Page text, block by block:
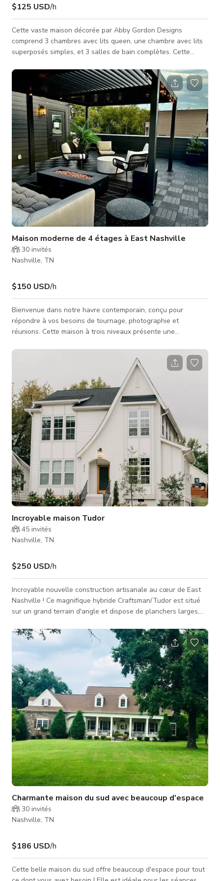
$125 USD/h
Cette vaste maison décorée par Abby Gordon Designs
comprend 3 chambres avec lits queen, une chambre avec lits
superposés simples, et 3 salles de bain complètes. Cette
moins d'un mile du Gulch. Le salon et la cuisine sont très
ouverts et parfaits pour une variété de types de prises de vue.
Les chambres et les salles de bain sont toutes situées le long
du couloir, qui s'étend de l'avant à l'arrière de la maison. Nous
avons ac
Maison moderne de 4 étages à East Nashville
30 invités
Nashville, TN
$150 USD/h
Bienvenue dans notre havre contemporain, conçu pour
répondre à vos besoins de tournage, photographie et
réunions. Cette maison à trois niveaux présente une
fonctionnel pour des projets créatifs. Chaque étage comprend
des balcons privés qui inondent l'espace de lumière naturelle,
renforçant sa polyvalence et son charme. Avec trois chambres
spacieuses, trois salles de bains et demie, et un mobilier
sophistiqué partout, notre
Incroyable maison Tudor
45 invités
Nashville, TN
$250 USD/h
Incroyable nouvelle construction artisanale au cœur de East
Nashville ! Ce magnifique hybride Craftsman/Tudor est situé
sur un grand terrain d'angle et dispose de planchers larges,
douche surdimensionnée vitrée, d'appareils en acier
inoxydable, d'une cheminée à gaz et d'un porche parfaitement
protégé pour tous vos besoins ! Plan ouvert et places assises
pour jusqu'à 18 personnes, ce qui en fait l'endroit idéal pour
se ra
Charmante maison du sud avec beaucoup d'espace
30 invités
Nashville, TN
$186 USD/h
Cette belle maison du sud offre beaucoup d'espace pour tout